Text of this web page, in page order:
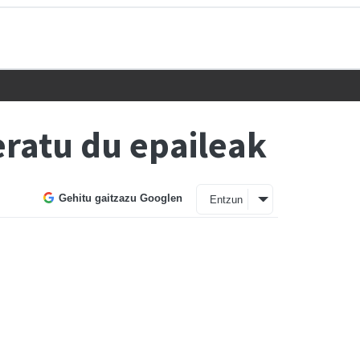
du epaileak
Gehitu gaitzazu Googlen Entzun